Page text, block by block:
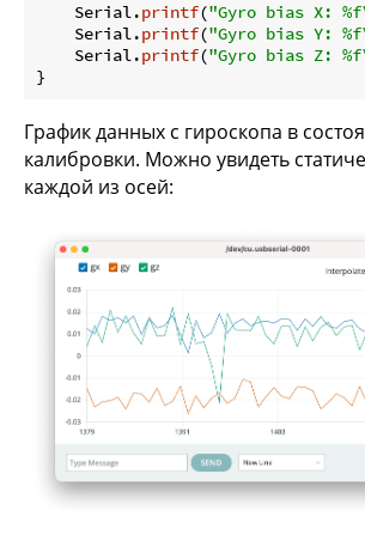
    Serial.
printf("Gyro bias X:
    Serial.
printf("Gyro bias Y:
    Serial.
printf("Gyro bias Z:
График данных с гироскопа в
калибровки. Можно увидеть
каждой из осей: